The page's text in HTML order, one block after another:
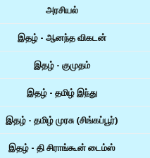
அரசியல்
இதழ் - ஆனந்த விகடன்
இதழ் - குமுதம்
இதழ் - தமிழ் இந்து
இதழ் - தமிழ் முரசு (சிங்கப்பூர்)
இதழ் - தி சிராங்கூன் டைம்ஸ்